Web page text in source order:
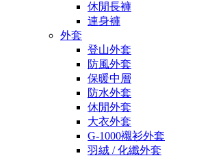
休閒長褲
連身褲
外套
登山外套
防風外套
保暖中層
防水外套
休閒外套
大衣外套
G-1000襯衫外套
羽絨 / 化纖外套